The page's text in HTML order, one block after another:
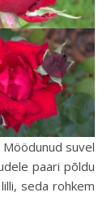
suvel
paari põldu
seda rohkem